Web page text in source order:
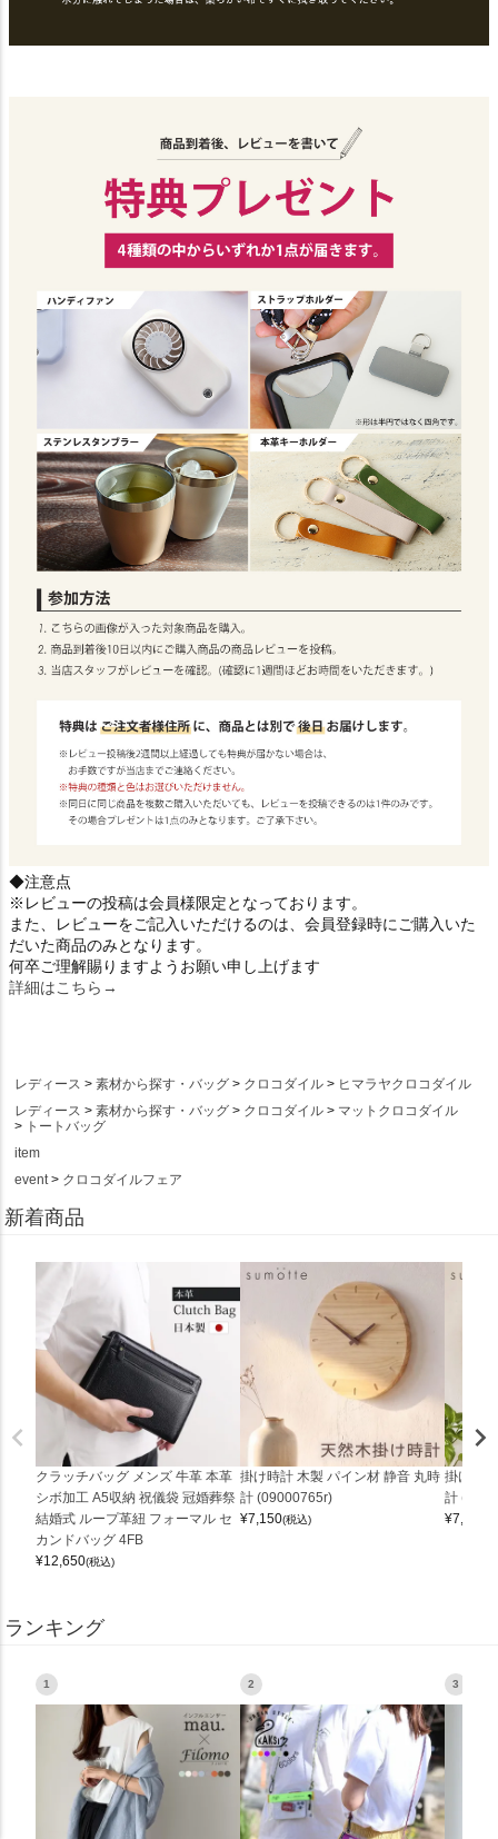
◆注意点
※レビューの投稿は会員様限定となっております。
また、レビューをご記入いただけるのは、会員登録時にご購入いた
だいた商品のみとなります。
何卒ご理解賜りますようお願い申し上げます
詳細はこちら→
レディース 素材から探す・バッグ クロコダイル
ヒマラヤクロコダイル
レディース
素材から探す・バッグ クロコダイル
マットクロコダイル
トートバッグ
item
event
クロコダイルフェア
新着商品
クラッチバッグ メンズ 牛革 本革
シボ加工 A5収納 祝儀袋 冠婚葬祭
結婚式 ループ革紐 フォーマル セ
カンドバッグ 4FB
¥12,650(税込)
掛け時計 木製 パイン材 静音 丸時
計 (09000765r)
¥7,150(税込)
掛け時
計
¥7,150
ランキング
1 2 3